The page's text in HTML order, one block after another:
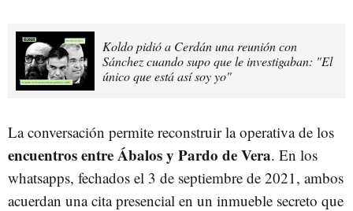
Koldo pidió a Cerdán una reunión con
Sánchez cuando supo que le investigaban: "El
único que está así soy yo"
La conversación permite reconstruir la operativa de los
encuentros entre Ábalos y Pardo de Vera. En los
whatsapps, fechados el 3 de septiembre de 2021, ambos
acuerdan una cita presencial en un inmueble secreto que